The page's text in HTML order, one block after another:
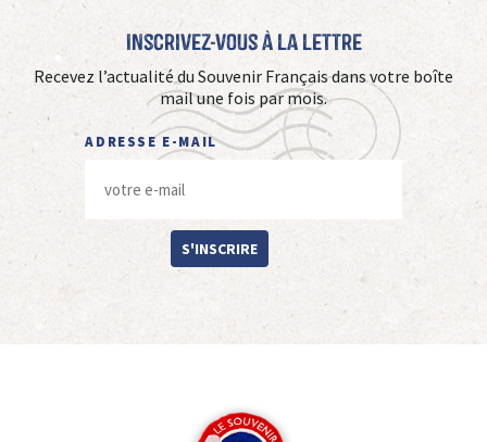
Inscrivez-vous à La Lettre
Recevez l’actualité du Souvenir Français dans votre boîte
mail une fois par mois.
ADRESSE E-MAIL
S'INSCRIRE